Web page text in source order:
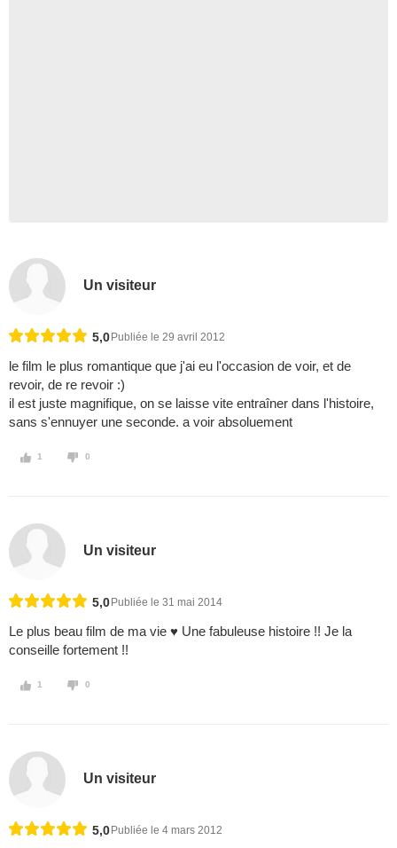
Un visiteur
5,0 Publiée le 29 avril 2012
le film le plus romantique que j'ai eu l'occasion de voir, et de
revoir, de re revoir :)
il est juste magnifique, on se laisse vite entraîner dans l'histoire,
sans s'ennuyer une seconde. a voir absoluement
1 0
Un visiteur
5,0 Publiée le 31 mai 2014
Le plus beau film de ma vie ♥ Une fabuleuse histoire !! Je la
conseille fortement !!
1 0
Un visiteur
5,0 Publiée le 4 mars 2012